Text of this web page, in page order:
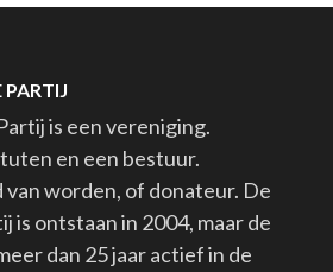
PARTIJ
is een vereniging.
en een bestuur.
van worden, of donateur. De
is ontstaan in 2004, maar de
dan 25 jaar actief in de